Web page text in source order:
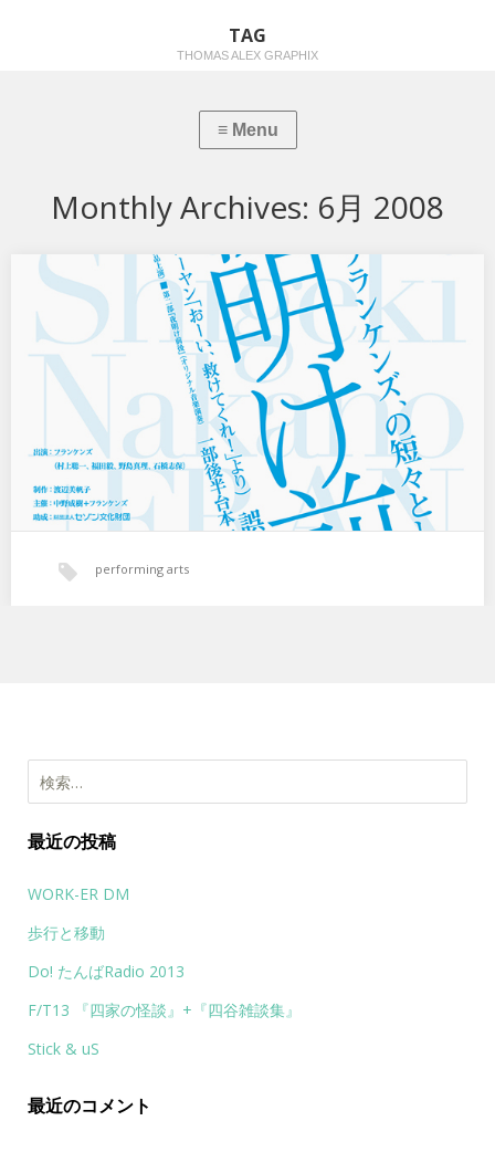
TAG
THOMAS ALEX GRAPHIX
Monthly Archives: 6月 2008
performing arts
検索:
最近の投稿
WORK-ER DM
歩行と移動
Do! たんばRadio 2013
F/T13 『四家の怪談』+『四谷雑談集』
Stick & uS
最近のコメント